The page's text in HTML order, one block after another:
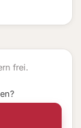
frei.